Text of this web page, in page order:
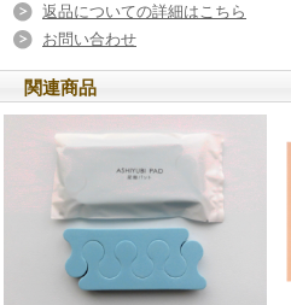
返品についての詳細はこちら
お問い合わせ
関連商品